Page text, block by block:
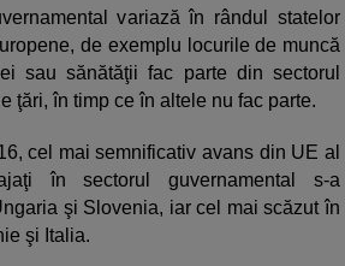
variază în rândul statelor
de exemplu locurile de muncă
sau sănătăţii fac parte din sectorul
ţări, în timp ce în altele nu fac parte.
cel mai semnificativ avans din UE al
în sectorul guvernamental s-a
şi Slovenia, iar cel mai scăzut în
şi Italia.